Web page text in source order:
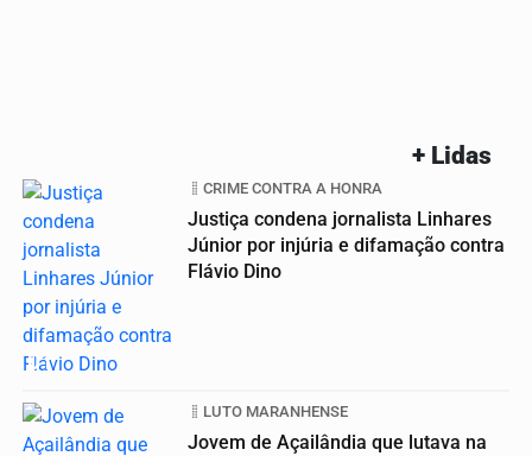
+ Lidas
01
CRIME CONTRA A HONRA
Justiça condena jornalista Linhares
Júnior por injúria e difamação contra
Flávio Dino
LUTO MARANHENSE
Jovem de Açailândia que lutava na